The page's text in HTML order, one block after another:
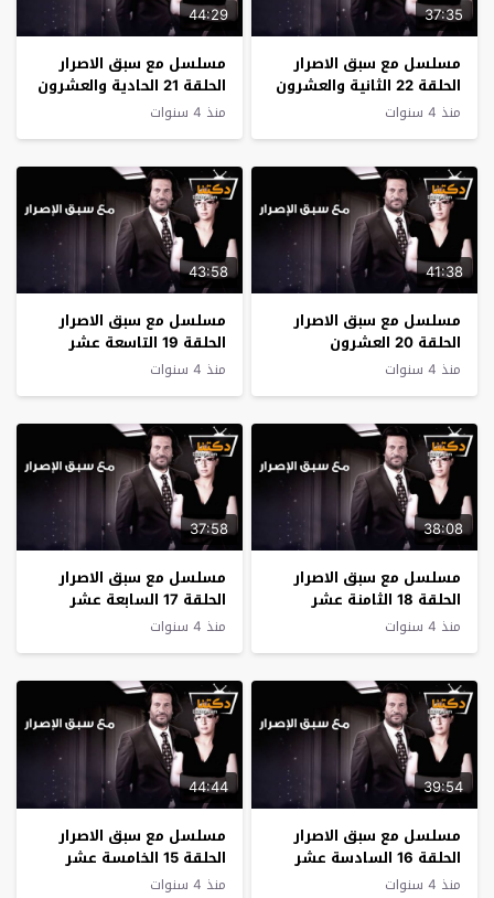
37:35
مسلسل مع سبق الاصرار
الحلقة 22 الثانية والعشرون
منذ 4 سنوات
44:29
مسلسل مع سبق الاصرار
الحلقة 21 الحادية والعشرون
منذ 4 سنوات
41:38
مسلسل مع سبق الاصرار
الحلقة 20 العشرون
منذ 4 سنوات
43:58
مسلسل مع سبق الاصرار
الحلقة 19 التاسعة عشر
منذ 4 سنوات
38:08
مسلسل مع سبق الاصرار
الحلقة 18 الثامنة عشر
منذ 4 سنوات
37:58
مسلسل مع سبق الاصرار
الحلقة 17 السابعة عشر
منذ 4 سنوات
39:54
مسلسل مع سبق الاصرار
الحلقة 16 السادسة عشر
منذ 4 سنوات
44:44
مسلسل مع سبق الاصرار
الحلقة 15 الخامسة عشر
منذ 4 سنوات